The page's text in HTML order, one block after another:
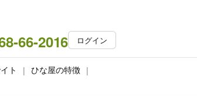
66-2016 ログイン
ト
ひな屋の特徴